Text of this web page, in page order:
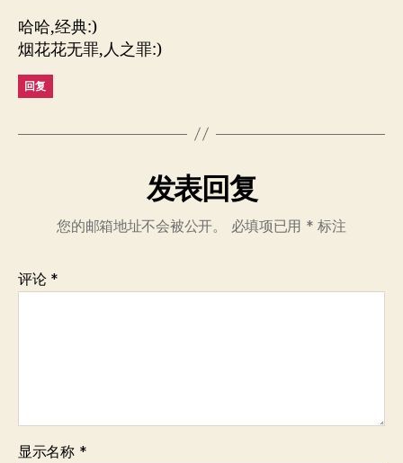
哈哈,经典:)
烟花花无罪,人之罪:)
回复
发表回复
您的邮箱地址不会被公开。 必填项已用 * 标注
评论 *
显示名称 *